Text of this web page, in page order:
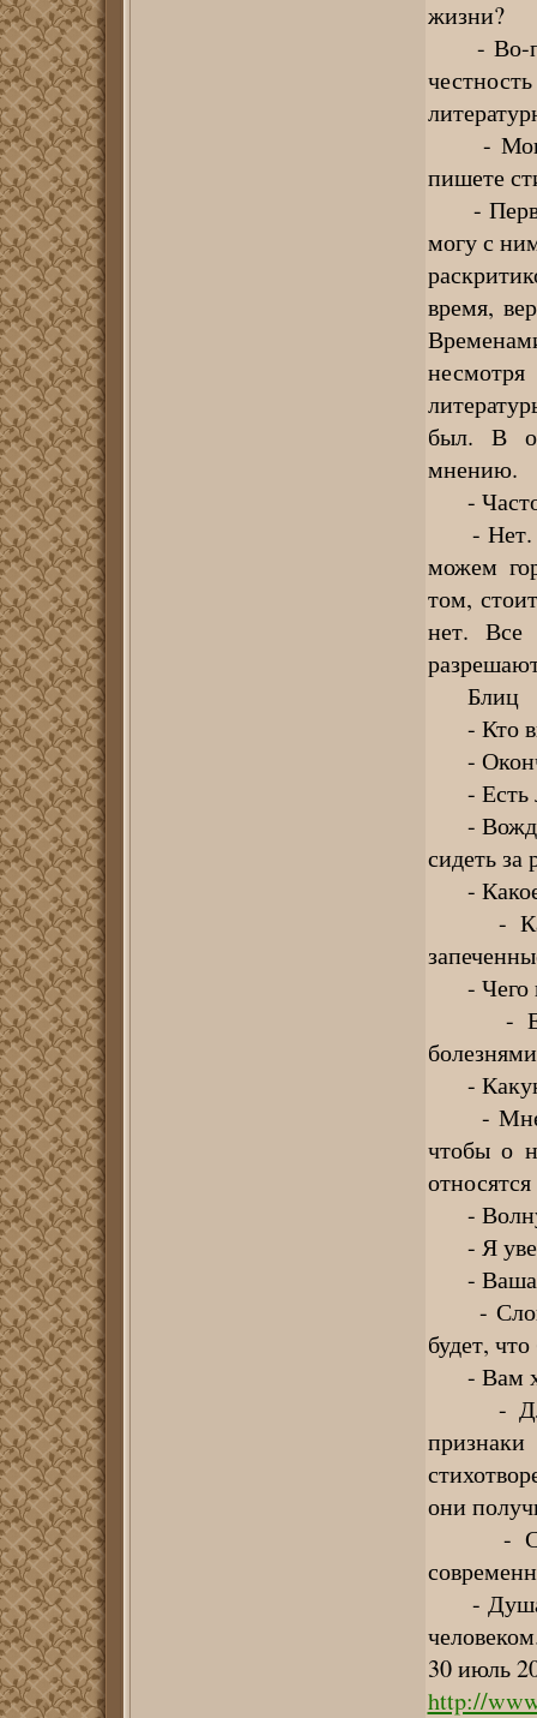
жизни?
- Во-
- Могут
пишете
-
могу с
время,
был. В
мнению.
- Часто
- Нет.
можем
том,
нет. Все
Блиц
- Кто
-
- Есть
-
сидеть за
- Какое
-
- Чего
- Есть
- Какую
- Мне
чтобы о
-
- Я
- Ваша
- Слова
будет,
- Вам
- Для
они
-
- Душа:
30 июль
http://